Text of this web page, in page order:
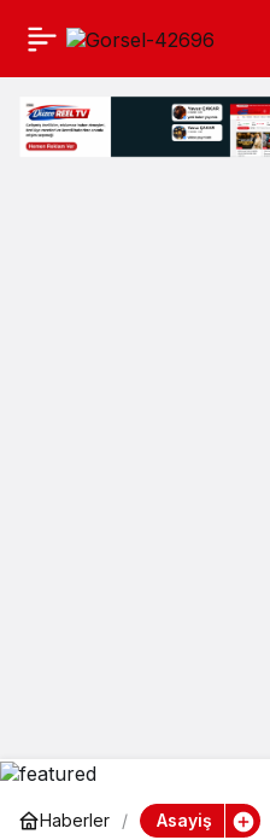
Haberler Asayiş
YAZILIM MÜHENDİSİ
EVİNDE ÖLÜ BULUNDU